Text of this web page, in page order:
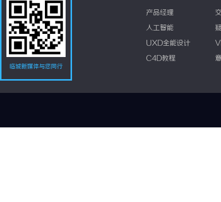
临城新媒体与您同行
产品经理
人工智能
UXD全能设计
C4D教程